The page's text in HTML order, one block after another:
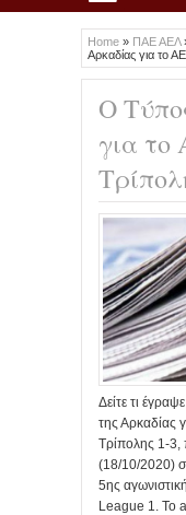
Home » ΠΑΕ ΑΕΛ
Αρκαδίας για το
Ο
για
Δείτε τι
της Αρκαδίας
Τρίπολης 1-3,
(18/10/2020)
5ης
League 1. Το